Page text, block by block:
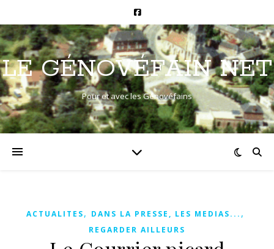
LE GÉNOVÉFAIN NET
Pour et avec les Génovéfains
ACTUALITES, DANS LA PRESSE, LES MEDIAS... ,
REGARDER AILLEURS